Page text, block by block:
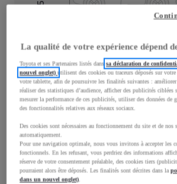
4 180mm
1 595
Largeur
1 765 mm
La qualité de votre expérience dépend
Toyota et ses Partenaires listés danssa déclaration de
nouvel onglet)utilisent des cookies ou traceurs déposés sur
votre tablette, afin de poursuivre les finalités suivantes :
réaliser des statistiques d’audience, afficher des publicités ciblées
mesurer la performance de ces publicités, utiliser des données
des fonctionnalités relatives aux réseaux sociaux.
Des cookies sont nécessaires au fonctionnement du site et de nos
automatiquement.
Pour une navigation optimale, nous vous invitons à accepter les
fonctionnels. En les refusant, vous perdriez des informations
réserve de votre consentement préalable, des cookies tiers
pourraient alors être déposés. Les finalités sont décrites dans la
dans un nouvel onglet).